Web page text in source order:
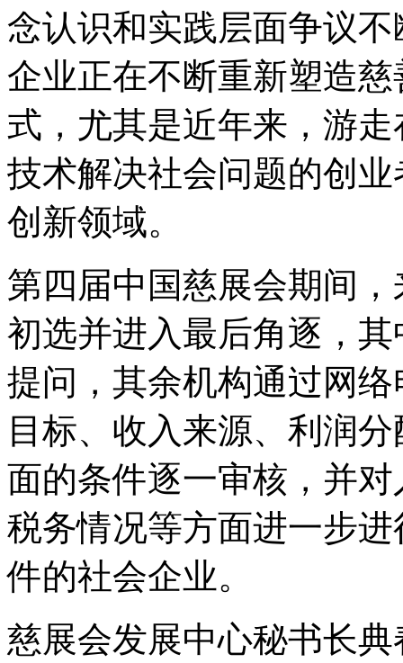
念认识和实践层面争议
企业正在不断重新塑造
式，尤其是近年来，游
技术解决社会问题的创
创新领域。
第四届中国慈展会期间
初选并进入最后角逐，
提问，其余机构通过网
目标、收入来源、利润
面的条件逐一审核，并
税务情况等方面进一步
件的社会企业。
慈展会发展中心秘书长